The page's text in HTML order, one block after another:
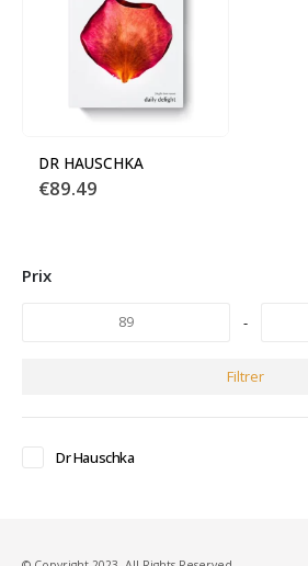
DR HAUSCHKA
€89.49
Prix
-
Filtrer
Dr Hauschka